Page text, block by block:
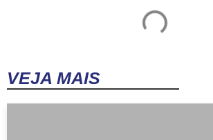
VEJA MAIS